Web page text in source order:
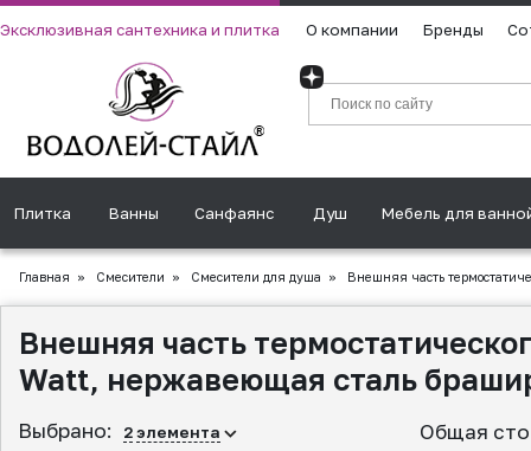
Эксклюзивная сантехника и плитка О компании Бренды
Плитка Ванны Санфаянс Душ Мебель для
Главная » Смесители » Смесители для душа » Внешняя часть
Внешняя часть
Watt, нержавеющая сталь
Выбрано: 2элемента Общая